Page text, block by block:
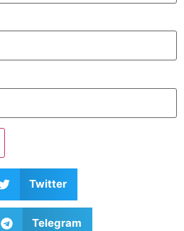
Twitter
Telegram